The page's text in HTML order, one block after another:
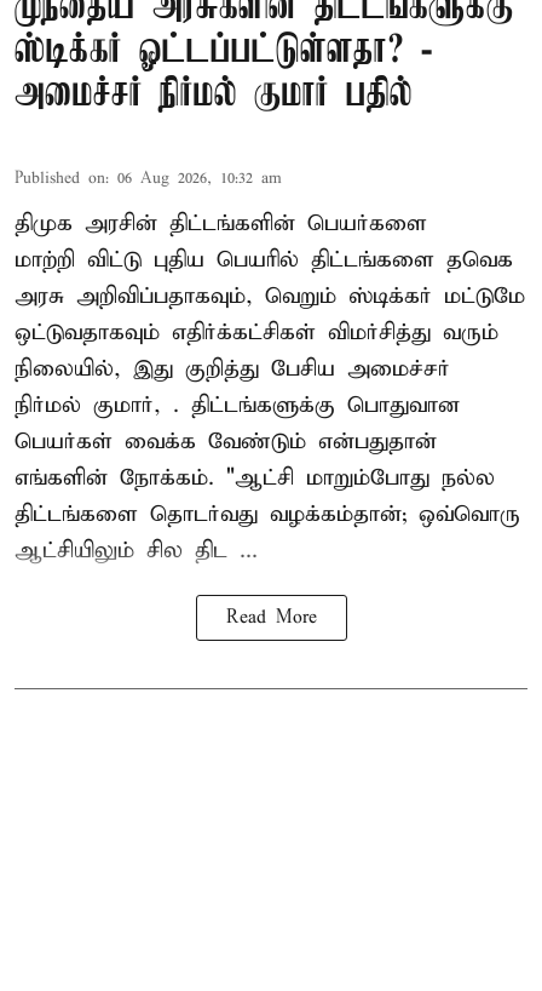
ஸ்டிக்கர் ஓட்டப்பட்டுள்ளதா? -
அமைச்சர் நிர்மல் குமார் பதில்
Published on: 06 Aug 2026, 10:32 am
திமுக அரசின் திட்டங்களின் பெயர்களை
மாற்றி விட்டு புதிய பெயரில் திட்டங்களை தவெக
அரசு அறிவிப்பதாகவும், வெறும் ஸ்டிக்கர் மட்டுமே
ஒட்டுவதாகவும் எதிர்க்கட்சிகள் விமர்சித்து வரும்
நிலையில், இது குறித்து பேசிய அமைச்சர்
நிர்மல் குமார், . திட்டங்களுக்கு பொதுவான
பெயர்கள் வைக்க வேண்டும் என்பதுதான்
எங்களின் நோக்கம். "ஆட்சி மாறும்போது நல்ல
திட்டங்களை தொடர்வது வழக்கம்தான்; ஒவ்வொரு
ஆட்சியிலும் சில திட ...
Read More